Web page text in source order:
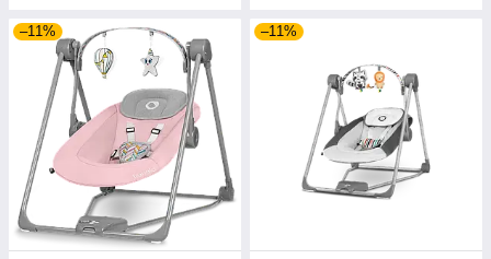
–11% –11%